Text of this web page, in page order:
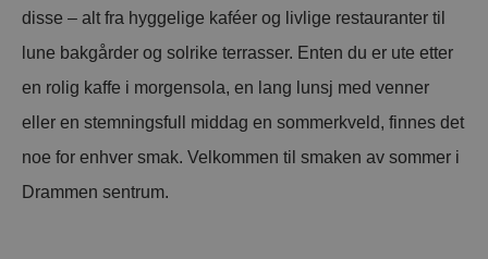
disse – alt fra hyggelige kaféer og livlige restauranter til
lune bakgårder og solrike terrasser. Enten du er ute etter
en rolig kaffe i morgensola, en lang lunsj med venner
eller en stemningsfull middag en sommerkveld, finnes det
noe for enhver smak. Velkommen til smaken av sommer i
Drammen sentrum.